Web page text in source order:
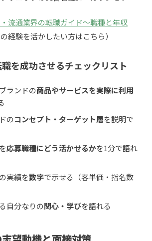
流通業界の転職ガイド〜職種と年収
経験を活かしたい方はこちら）
を成功させるチェックリスト
ランドの商品やサービスを実際に利用
のコンセプト・ターゲット層を説明で
応募職種にどう活かせるかを1分で語れ
実績を数字で示せる（客単価・指名数
自分なりの関心・学びを語れる